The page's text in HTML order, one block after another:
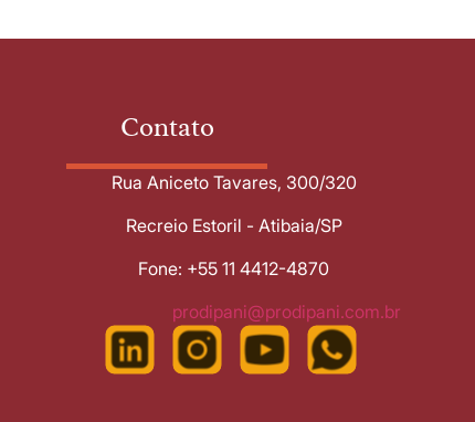
Contato
Rua Aniceto Tavares, 300/320
Recreio Estoril - Atibaia/SP
Fone: +55 11 4412-4870
prodipani@prodipani.com.br